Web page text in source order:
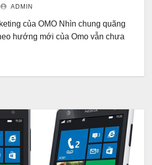
ADMIN
của OMO Nhìn chung quãng
hướng mới của Omo vẫn chưa